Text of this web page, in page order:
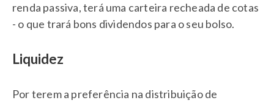
renda passiva, terá uma carteira recheada de cotas
- o que trará bons dividendos para o seu bolso.
Liquidez
Por terem a preferência na distribuição de